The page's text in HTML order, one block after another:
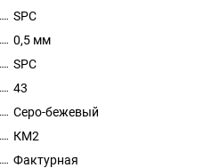
SPC
0,5 мм
SPC
43
Серо-бежевый
КМ2
Фактурная